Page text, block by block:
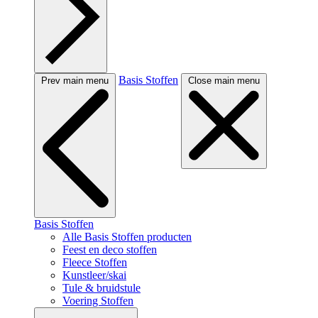
Prev main menu Basis Stoffen Close main menu
Basis Stoffen
Alle Basis Stoffen producten
Feest en deco stoffen
Fleece Stoffen
Kunstleer/skai
Tule & bruidstule
Voering Stoffen